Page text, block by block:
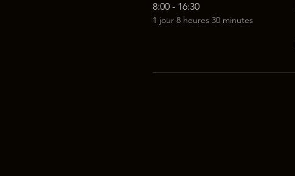
8:00 - 16:30
1 jour 8 heures 30 minutes